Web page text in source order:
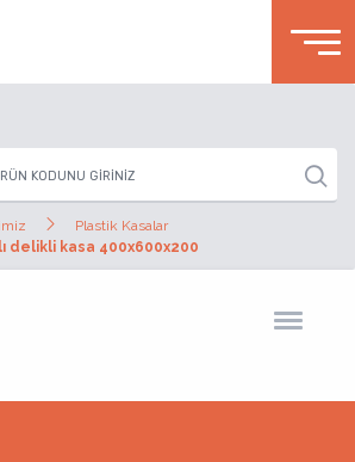
Plastik Kasalar
delikli kasa 400x600x200